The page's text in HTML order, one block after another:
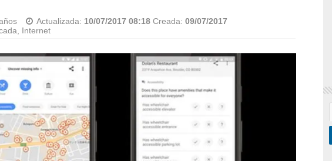
Actualizada: 10/07/2017 08:18 Creada: 09/07/2017
Internet